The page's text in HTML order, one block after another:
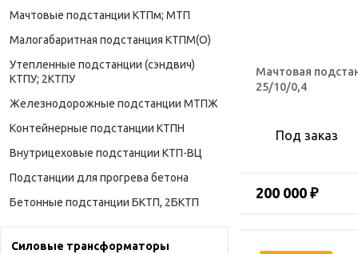
Мачтовые подстанции КТПм; МТП
Малогабаритная подстанция КТПМ(О)
Утепленные подстанции (сэндвич)
КТПУ; 2КТПУ
Железнодорожные подстанции МТПЖ
Контейнерные подстанции КТПН
Внутрицеховые подстанции КТП-ВЦ
Подстанции для прогрева бетона
Бетонные подстанции БКТП, 2БКТП
Силовые трансформаторы
Мачтовая
25/10/0,4
Под заказ
200 000 ₽